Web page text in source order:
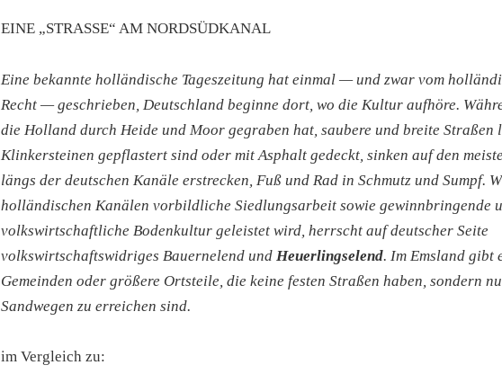
EINE „STRASSE“ AM NORDSÜDKANAL
Eine bekannte holländische Tageszeitung hat einmal — und zwar vom
Recht — geschrieben, Deutschland beginne dort, wo die Kultur aufhöre.
die Holland durch Heide und Moor gegraben hat, saubere und breite Straßen
Klinkersteinen gepflastert sind oder mit Asphalt gedeckt, sinken auf den
längs der deutschen Kanäle erstrecken, Fuß und Rad in Schmutz und Sumpf.
holländischen Kanälen vorbildliche Siedlungsarbeit sowie gewinnbringende
volkswirtschaftliche Bodenkultur geleistet wird, herrscht auf deutscher Seite
volkswirtschaftswidriges Bauernelend und Heuerlingselend. Im Emsland gibt
Gemeinden oder größere Ortsteile, die keine festen Straßen haben, sondern
Sandwegen zu erreichen sind.
im Vergleich zu: